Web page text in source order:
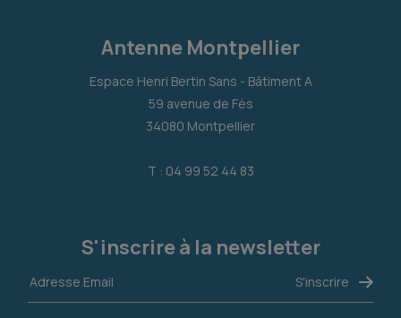
Antenne Montpellier
Espace Henri Bertin Sans - Bâtiment A
59 avenue de Fès
34080 Montpellier
T : 04 99 52 44 83
S'inscrire à la newsletter